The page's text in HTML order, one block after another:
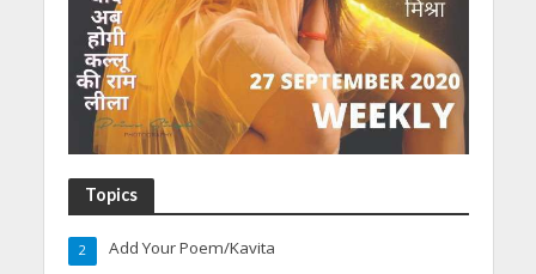
Topics
Add Your Poem/Kavita
2